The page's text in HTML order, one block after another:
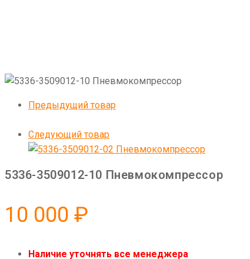
Предыдущий товар
Следующий товар
5336-3509012-10 Пневмокомпрессор
10 000 ₽
Наличие уточнять все менеджера